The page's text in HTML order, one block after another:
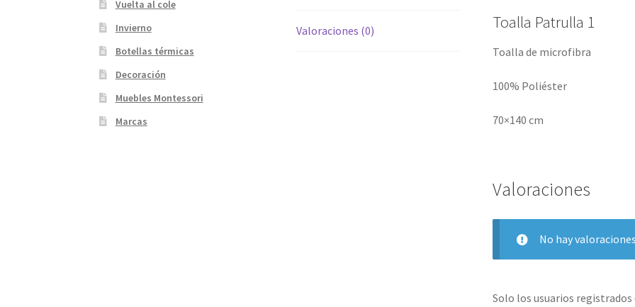
Valoraciones (0) Toalla Patrulla 1
Toalla de microfibra
100% Poliéster
70×140 cm
Valoraciones
No hay
Solo los usuarios
Vuelta al cole
Invierno
Botellas térmicas
Decoración
Muebles Montessori
Marcas